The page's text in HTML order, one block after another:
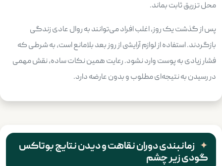
محل تزریق ثابت بماند.
پس از گذشت یک روز، اغلب افراد می‌توانند به روال عادی زندگی
بازگردند. استفاده از لوازم آرایشی از روز بعد بلامانع است، به شرطی که
فشار زیادی به پوست وارد نشود. رعایت همین نکات ساده، نقش مهمی
در رسیدن به نتیجه‌ای مطلوب و بدون عارضه دارد.
زمانبندی دوران نقاهت و دیدن نتایج بوتاکس
گودی زیر چشم